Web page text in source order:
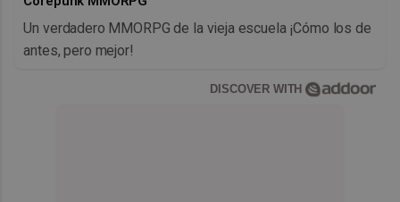
Un verdadero MMORPG de la vieja escuela ¡Cómo los de
antes, pero mejor!
DISCOVER WITH